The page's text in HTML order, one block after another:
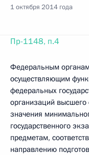
1 октября 2014 года
Пр-1148, п.4
Федеральным органам
осуществляющим
федеральных
организаций высшего
значения
государственного
предметам,
направлению